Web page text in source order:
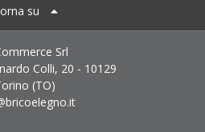
su
Srl
Colli, 20 - 10129
(TO)